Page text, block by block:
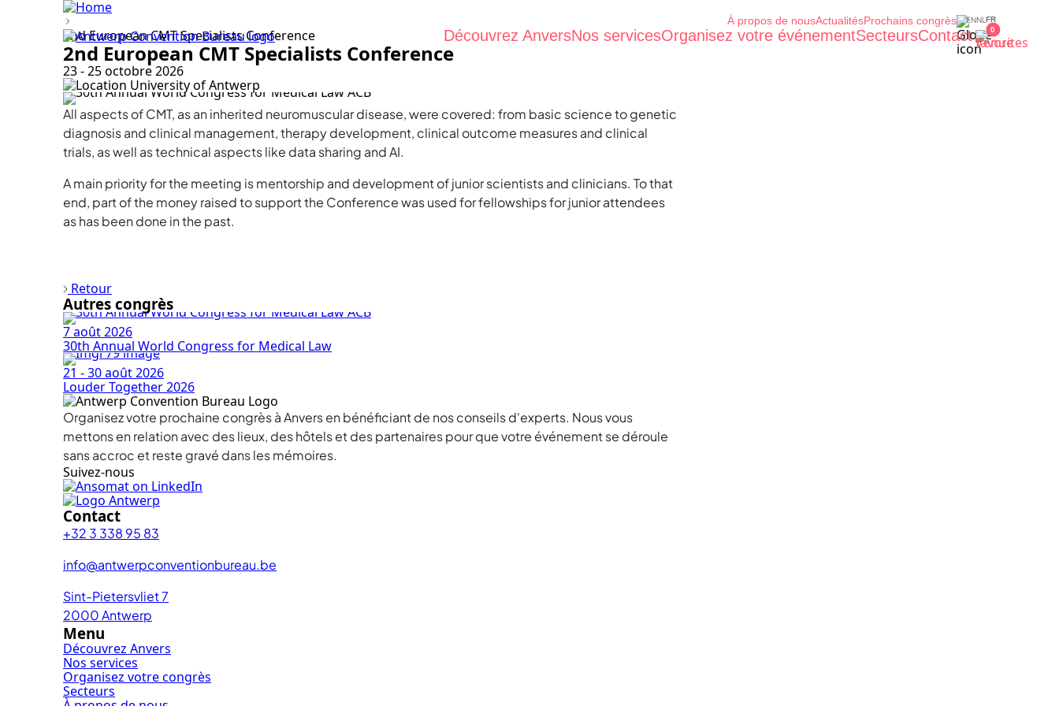
À propos de nousActualitésProchains congrès ENNL FR
Découvrez AnversNos servicesOrganisez votre événementSecteursContact 0
2nd European CMT Specialists Conference
2nd European CMT Specialists Conference
23 - 25 octobre 2026
University of Antwerp
All aspects of CMT, as an inherited neuromuscular disease, were covered: from basic science to genetic
diagnosis and clinical management, therapy development, clinical outcome measures and clinical
trials, as well as technical aspects like data sharing and AI.
A main priority for the meeting is mentorship and development of junior scientists and clinicians. To that
end, part of the money raised to support the Conference was used for fellowships for junior attendees
as has been done in the past.
Retour
Autres congrès
7 août 2026
30th Annual World Congress for Medical Law
21 - 30 août 2026
Louder Together 2026
Organisez votre prochaine congrès à Anvers en bénéficiant de nos conseils d'experts. Nous vous
mettons en relation avec des lieux, des hôtels et des partenaires pour que votre événement se déroule
sans accroc et reste gravé dans les mémoires.
Suivez-nous
Contact
+32 3 338 95 83
info@antwerpconventionbureau.be
Sint-Pietersvliet 7
2000 Antwerp
Menu
Découvrez Anvers
Nos services
Organisez votre congrès
Secteurs